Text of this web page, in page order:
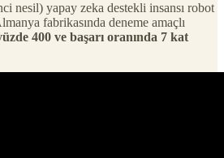
nesil) yapay zeka destekli insansı robot
fabrikasında deneme amaçlı
400 ve başarı oranında 7 kat